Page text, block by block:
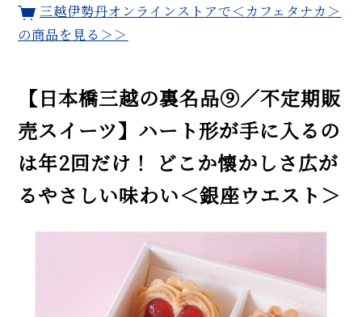
三越伊勢丹オンラインストアで＜カフェタナカ＞
の商品を見る＞＞
【日本橋三越の裏名品⑨／不定期販
売スイーツ】ハート形が手に入るの
は年2回だけ！ どこか懐かしさ広が
るやさしい味わい＜銀座ウエスト＞